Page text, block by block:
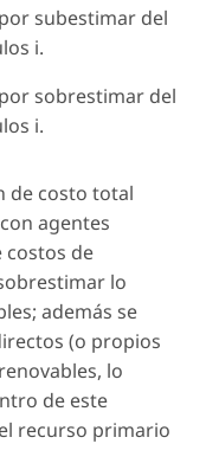
subestimar del
i.
sobrestimar del
i.
de costo total
agentes
costos de
lo
además se
(o propios
lo
de este
recurso primario